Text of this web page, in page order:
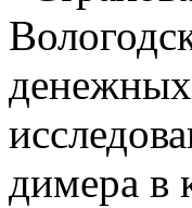
денежных
димера в